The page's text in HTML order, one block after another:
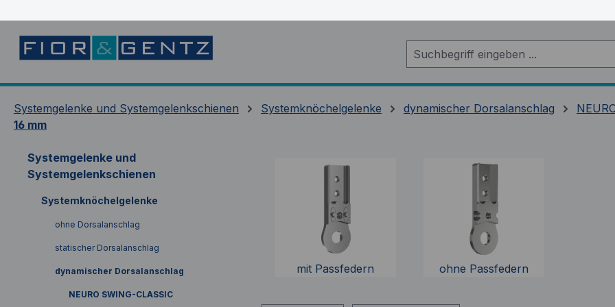
Systemgelenke und Systemgelenkschienen Systemknöchelgelenke dynamischer Dorsalanschlag
16 mm
Systemgelenke und
Systemgelenkschienen
Systemknöchelgelenke
ohne Dorsalanschlag
statischer Dorsalanschlag
dynamischer Dorsalanschlag
NEURO SWING-CLASSIC
mit Passfedern ohne Passfedern